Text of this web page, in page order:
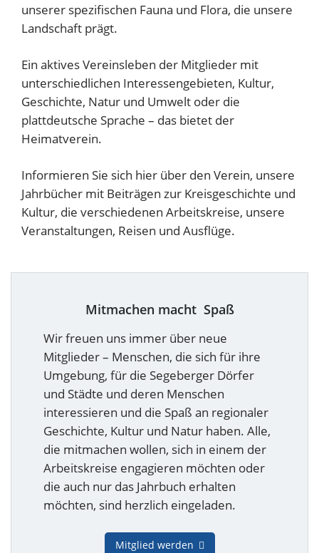
unserer spezifischen Fauna und Flora, die unsere
Landschaft prägt.
Ein aktives Vereinsleben der Mitglieder mit
unterschiedlichen Interessengebieten, Kultur,
Geschichte, Natur und Umwelt oder die
plattdeutsche Sprache – das bietet der
Heimatverein.
Informieren Sie sich hier über den Verein, unsere
Jahrbücher mit Beiträgen zur Kreisgeschichte und
Kultur, die verschiedenen Arbeitskreise, unsere
Veranstaltungen, Reisen und Ausflüge.
Mitmachen macht Spaß
Wir freuen uns immer über neue
Mitglieder – Menschen, die sich für ihre
Umgebung, für die Segeberger Dörfer
und Städte und deren Menschen
interessieren und die Spaß an regionaler
Geschichte, Kultur und Natur haben. Alle,
die mitmachen wollen, sich in einem der
Arbeitskreise engagieren möchten oder
die auch nur das Jahrbuch erhalten
möchten, sind herzlich eingeladen.
Mitglied werden